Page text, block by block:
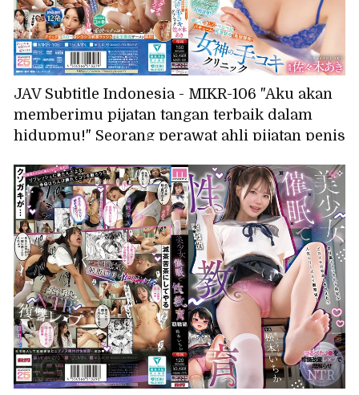
JAV Subtitle Indonesia - MIKR-106 "Aku akan
memberimu pijatan tangan terbaik dalam
hidupmu!" Seorang perawat ahli pijatan penis
melihat penis ereksi, dengan lembut, intens,
menjilat, menghisap, menjilat puting, dan
membuat kepala penis meledak! Klinik
Pijatan Tangan Dewi Sasaki Aki